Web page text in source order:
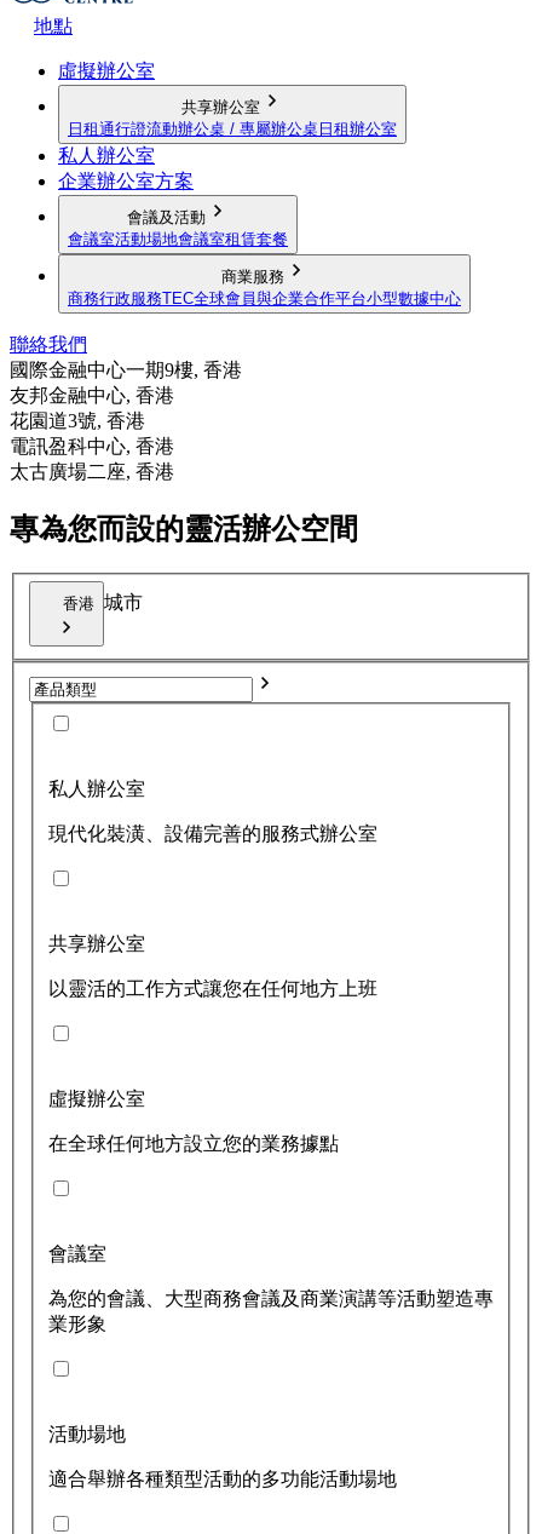
地點
虛擬辦公室
共享辦公室
日租通行證流動辦公桌 / 專屬辦公桌 日租辦公室
私人辦公室
企業辦公室方案
會議及活動
會議室活動場地會議室租賃套餐
商業服務
商務行政服務TEC全球會員與企業合作平台小型數據中心
聯絡我們
國際金融中心一期9樓, 香港
友邦金融中心, 香港
花園道3號, 香港
電訊盈科中心, 香港
太古廣場二座, 香港
專為您而設的靈活辦公空間
香港 城市
私人辦公室
現代化裝潢、設備完善的服務式辦公室
共享辦公室
以靈活的工作方式讓您在任何地方上班
虛擬辦公室
在全球任何地方設立您的業務據點
會議室
為您的會議、大型商務會議及商業演講等活動塑造專
業形象
活動場地
適合舉辦各種類型活動的多功能活動場地